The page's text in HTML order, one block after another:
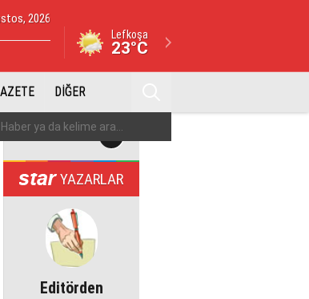
2026
Lefkoşa
23°C
DİĞER
YAZARLAR
Editörden